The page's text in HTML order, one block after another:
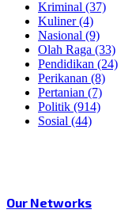
Kriminal (37)
Kuliner(4)
Nasional (9)
Olah Raga (33)
Pendidikan (24)
Perikanan (8)
Pertanian (7)
Politik (914)
Sosial (44)
Our Networks